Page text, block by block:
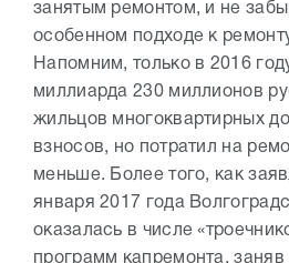
занятым ремонтом, и не
особенном подходе к
Напомним, только в 2016
миллиарда 230 миллионов
жильцов многоквартирных
взносов, но потратил на
меньше. Более того, как
января 2017 года
оказалась в числе
программ капремонта,